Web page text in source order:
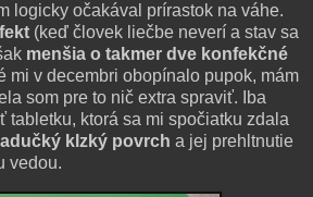
logicky očakával prírastok na váhe.
(keď človek liečbe neverí a stav sa
menšia o takmer dve konfekčné
mi v decembri obopínalo pupok, mám
som pre to nič extra spraviť. Iba
tabletku, ktorá sa mi spočiatku zdala
klzký povrch a jej prehltnutie
vedou.